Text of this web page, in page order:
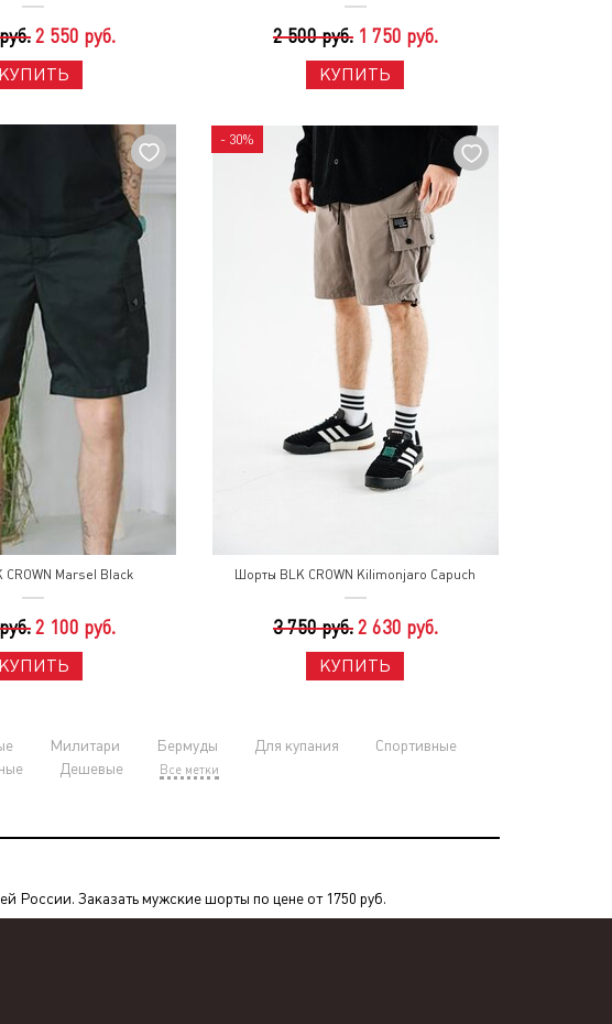
2 550 руб.
КУПИТЬ
2 500 руб. 1 750 руб.
КУПИТЬ
Marsel Black
2 100 руб.
КУПИТЬ
- 30%
Шорты BLK CROWN Kilimonjaro Capuch
3 750 руб. 2 630 руб.
КУПИТЬ
Милитари Бермуды Для купания
Спортивные
Дешевые Все метки
России. Заказать мужские шорты по цене от 1750 руб.